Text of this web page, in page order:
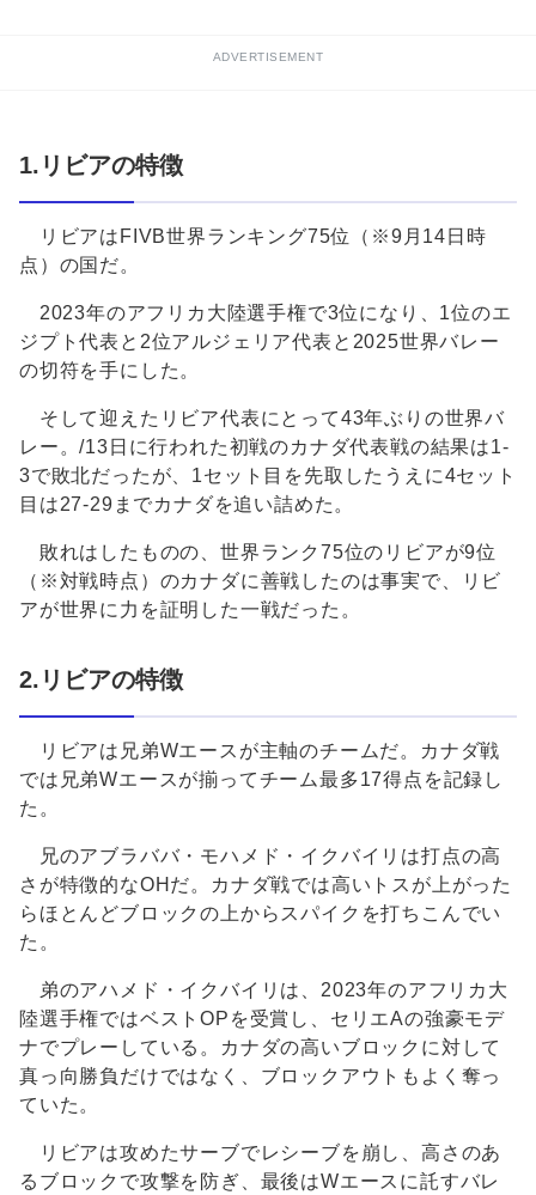
ADVERTISEMENT
1.リビアの特徴
リビアはFIVB世界ランキング75位（※9月14日時
点）の国だ。
2023年のアフリカ大陸選手権で3位になり、1位のエ
ジプト代表と2位アルジェリア代表と2025世界バレー
の切符を手にした。
そして迎えたリビア代表にとって43年ぶりの世界バ
レー。/13日に行われた初戦のカナダ代表戦の結果は1-
3で敗北だったが、1セット目を先取したうえに4セット
目は27-29までカナダを追い詰めた。
敗れはしたものの、世界ランク75位のリビアが9位
（※対戦時点）のカナダに善戦したのは事実で、リビ
アが世界に力を証明した一戦だった。
2.リビアの特徴
リビアは兄弟Wエースが主軸のチームだ。カナダ戦
では兄弟Wエースが揃ってチーム最多17得点を記録し
た。
兄のアブラババ・モハメド・イクバイリは打点の高
さが特徴的なOHだ。カナダ戦では高いトスが上がった
らほとんどブロックの上からスパイクを打ちこんでい
た。
弟のアハメド・イクバイリは、2023年のアフリカ大
陸選手権ではベストOPを受賞し、セリエAの強豪モデ
ナでプレーしている。カナダの高いブロックに対して
真っ向勝負だけではなく、ブロックアウトもよく奪っ
ていた。
リビアは攻めたサーブでレシーブを崩し、高さのあ
るブロックで攻撃を防ぎ、最後はWエースに託すバレ